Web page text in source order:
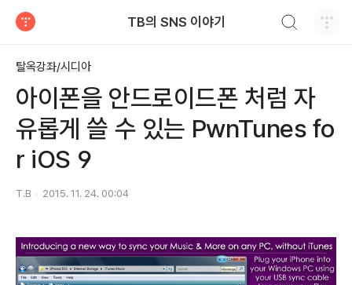
TB의 SNS 이야기
탈옥강좌/시디아
아이폰을 안드로이드폰 처럼 자
유롭게 쓸 수 있는 PwnTunes fo
r iOS 9
T.B 2015. 11. 24. 00:04